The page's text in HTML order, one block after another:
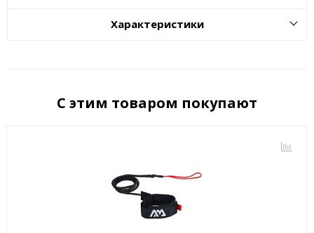
Характеристики
С этим товаром покупают